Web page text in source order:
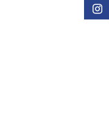
אינסטגרם